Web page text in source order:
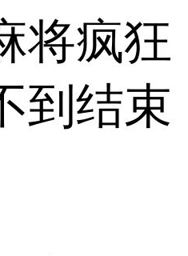
将疯狂
到结束